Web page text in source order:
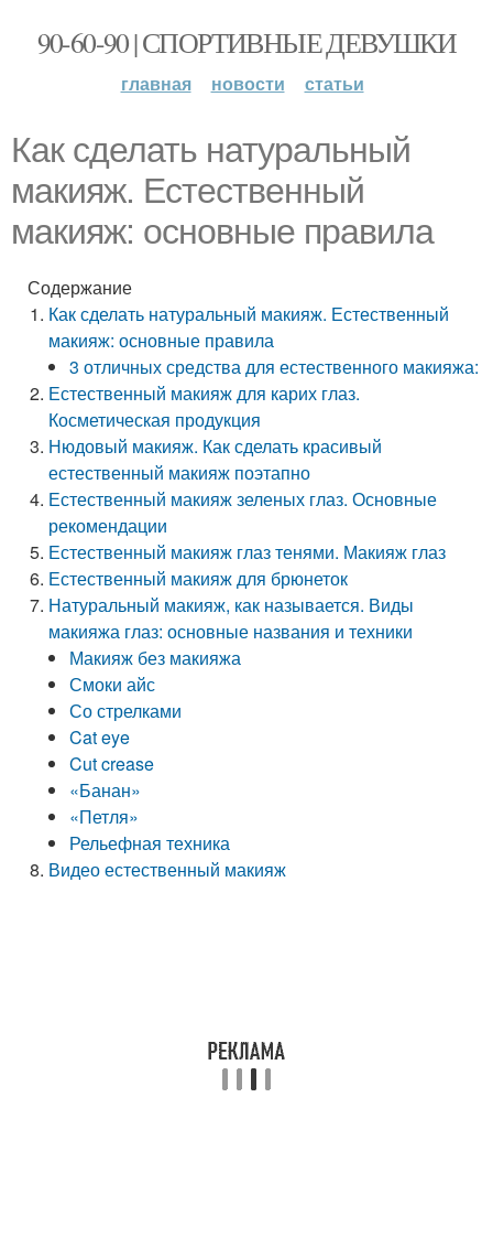
90-60-90 | СПОРТИВНЫЕ ДЕВУШКИ
главная новости статьи
Как сделать натуральный
макияж. Естественный
макияж: основные правила
Содержание
Как сделать натуральный макияж. Естественный
макияж: основные правила
3 отличных средства для естественного макияжа:
Естественный макияж для карих глаз.
Косметическая продукция
Нюдовый макияж. Как сделать красивый
естественный макияж поэтапно
Естественный макияж зеленых глаз. Основные
рекомендации
Естественный макияж глаз тенями. Макияж глаз
Естественный макияж для брюнеток
Натуральный макияж, как называется. Виды
макияжа глаз: основные названия и техники
Макияж без макияжа
Смоки айс
Со стрелками
Cat eye
Cut crease
«Банан»
«Петля»
Рельефная техника
Видео естественный макияж